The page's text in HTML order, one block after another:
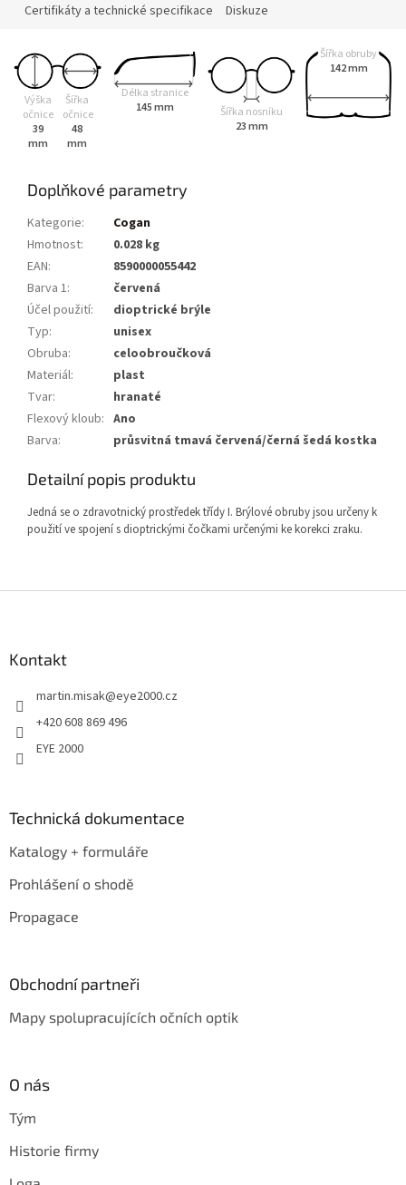
Certifikáty a technické specifikace Diskuze
Výška
očnice
39
mm
Šířka
očnice
48
mm
Délka stranice
145 mm
Šířka nosníku
23 mm
Šířka obruby
142 mm
Doplňkové parametry
Kategorie:
Cogan
Hmotnost:
0.028 kg
EAN:
8590000055442
Barva 1:
červená
Účel použití:
dioptrické brýle
Typ:
unisex
Obruba:
celoobroučková
Materiál:
plast
Tvar:
hranaté
Flexový kloub: Ano
Barva: průsvitná tmavá červená/černá šedá kostka
Detailní popis produktu
Jedná se o zdravotnický prostředek třídy I. Brýlové obruby jsou určeny k
použití ve spojení s dioptrickými čočkami určenými ke korekci zraku.
Kontakt
martin.misak@eye2000.cz
+420 608 869 496
EYE 2000
Technická dokumentace
Katalogy + formuláře
Prohlášení o shodě
Propagace
Obchodní partneři
Mapy spolupracujících očních optik
O nás
Tým
Historie firmy